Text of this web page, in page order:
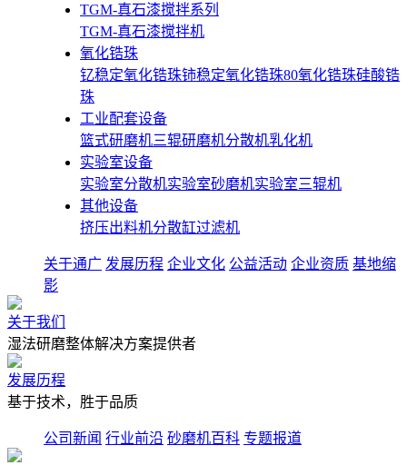
TGM-真石漆搅拌系列
TGM-真石漆搅拌机
氧化锆珠
钇稳定氧化锆珠铈稳定氧化锆珠80氧化锆珠硅酸锆
珠
工业配套设备
篮式研磨机三辊研磨机分散机乳化机
实验室设备
实验室分散机实验室砂磨机实验室三辊机
其他设备
挤压出料机分散缸过滤机
关于通广 发展历程 企业文化 公益活动 企业资质 基地缩
影
关于我们
湿法研磨整体解决方案提供者
发展历程
基于技术，胜于品质
公司新闻 行业前沿 砂磨机百科 专题报道